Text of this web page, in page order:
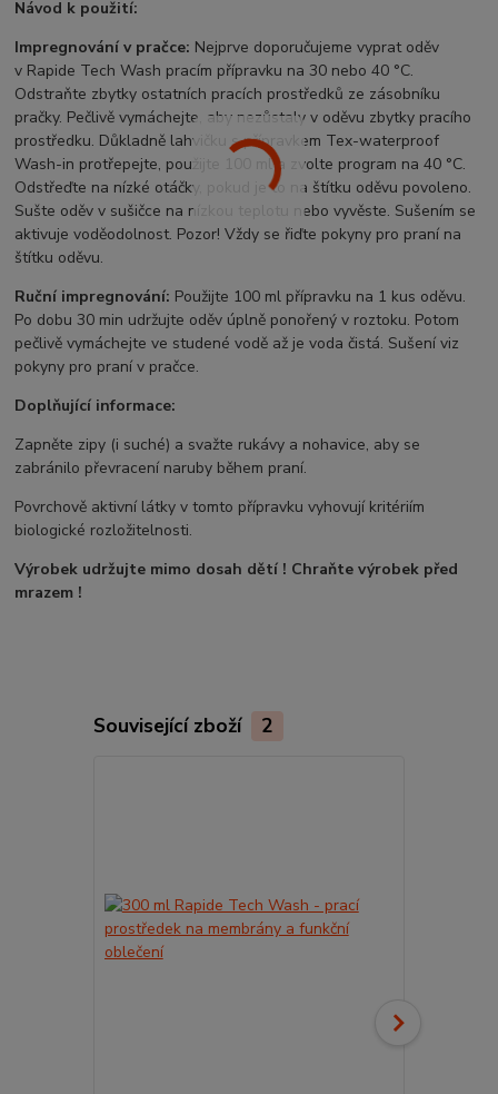
Návod k použití:
Impregnování v pračce: Nejprve doporučujeme vyprat oděv
v Rapide Tech Wash pracím přípravku na 30 nebo 40 °C.
Odstraňte zbytky ostatních pracích prostředků ze zásobníku
pračky. Pečlivě vymáchejte, aby nezůstaly v oděvu zbytky pracího
prostředku. Důkladně lahvičku s přípravkem Tex-waterproof
Wash-in protřepejte, použijte 100 ml a zvolte program na 40 °C.
Odstřeďte na nízké otáčky, pokud je to na štítku oděvu povoleno.
Sušte oděv v sušičce na nízkou teplotu nebo vyvěste. Sušením se
aktivuje voděodolnost. Pozor! Vždy se řiďte pokyny pro praní na
štítku oděvu.
Ruční impregnování: Použijte 100 ml přípravku na 1 kus oděvu.
Po dobu 30 min udržujte oděv úplně ponořený v roztoku. Potom
pečlivě vymáchejte ve studené vodě až je voda čistá. Sušení viz
pokyny pro praní v pračce.
Doplňující informace:
Zapněte zipy (i suché) a svažte rukávy a nohavice, aby se
zabránilo převracení naruby během praní.
Povrchově aktivní látky v tomto přípravku vyhovují kritériím
biologické rozložitelnosti.
Výrobek udržujte mimo dosah dětí ! Chraňte výrobek před
mrazem !
Související zboží 2